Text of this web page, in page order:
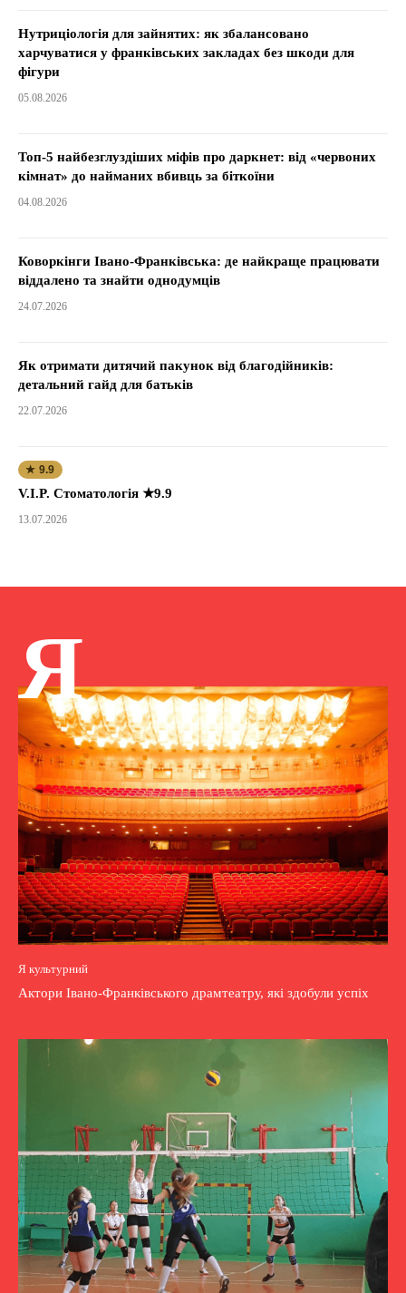
Нутриціологія для зайнятих: як збалансовано
харчуватися у франківських закладах без шкоди для
фігури
05.08.2026
Топ-5 найбезглуздіших міфів про даркнет: від «червоних
кімнат» до найманих вбивць за біткоїни
04.08.2026
Коворкінги Івано-Франківська: де найкраще працювати
віддалено та знайти однодумців
24.07.2026
Як отримати дитячий пакунок від благодійників:
детальний гайд для батьків
22.07.2026
★ 9.9
V.I.P. Стоматологія ★9.9
13.07.2026
Я
Я культурний
Актори Івано-Франківського драмтеатру, які здобули успіх